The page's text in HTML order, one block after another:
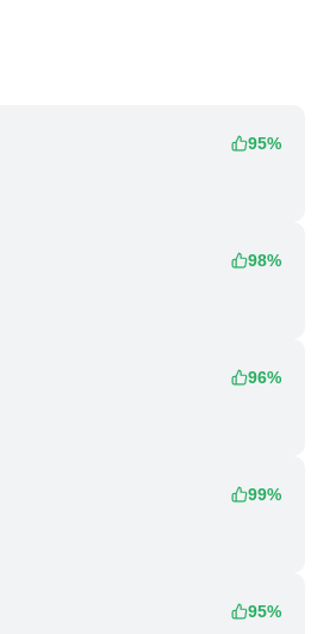
95%
98%
96%
99%
95%